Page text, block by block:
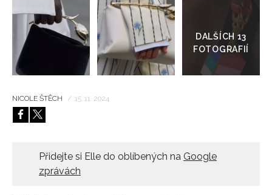
HOME
Přejít
galerie
NICOLE ŠTĚCH / 15. 11. 2024
Přidejte si Elle do oblíbených na Google
zprávách